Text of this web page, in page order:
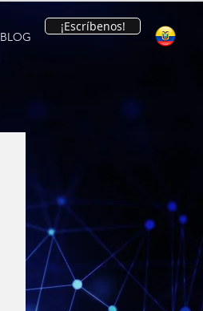
BLOG
¡Escríbenos!